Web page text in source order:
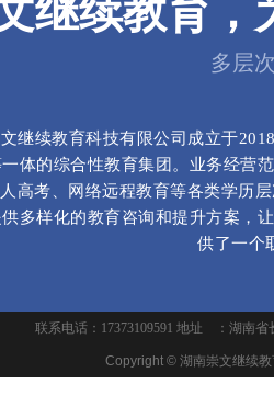
崇
继续教育，
多层
继续教育科技有限公司成立于
一体的综合性教育集团。业务经营
高考、网络远程教育等各类学历
多样化的教育咨询和提升方案，
供了一个
联系电话：17373109591 地址 ：湖南省
Copyright © 湖南崇文继续